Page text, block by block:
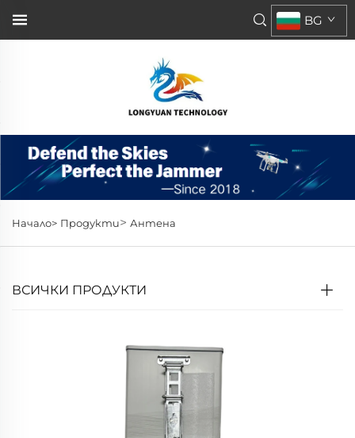
BG
Начало> Продукти> Антена
ВСИЧКИ ПРОДУКТИ